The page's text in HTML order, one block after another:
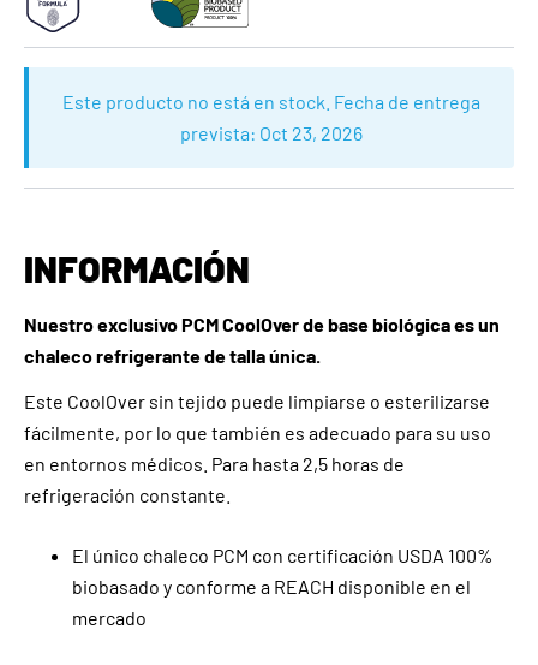
Este producto no está en stock. Fecha de entrega
prevista: Oct 23, 2026
INFORMACIÓN
Nuestro exclusivo PCM CoolOver de base biológica es un
chaleco refrigerante de talla única.
Este CoolOver sin tejido puede limpiarse o esterilizarse
fácilmente, por lo que también es adecuado para su uso
en entornos médicos. Para hasta 2,5 horas de
refrigeración constante.
El único chaleco PCM con certificación USDA 100%
biobasado y conforme a REACH disponible en el
mercado